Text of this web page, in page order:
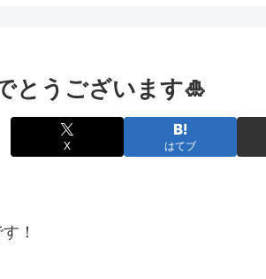
とうございます🎍
X はてブ
！